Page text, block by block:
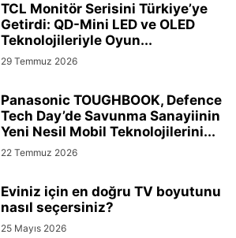
TCL Monitör Serisini Türkiye’ye
Getirdi: QD-Mini LED ve OLED
Teknolojileriyle Oyun...
29 Temmuz 2026
Panasonic TOUGHBOOK, Defence
Tech Day’de Savunma Sanayiinin
Yeni Nesil Mobil Teknolojilerini...
22 Temmuz 2026
Eviniz için en doğru TV boyutunu
nasıl seçersiniz?
25 Mayıs 2026